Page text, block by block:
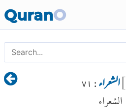
QuranO
]الشعراء : ۷۱
الشعراء